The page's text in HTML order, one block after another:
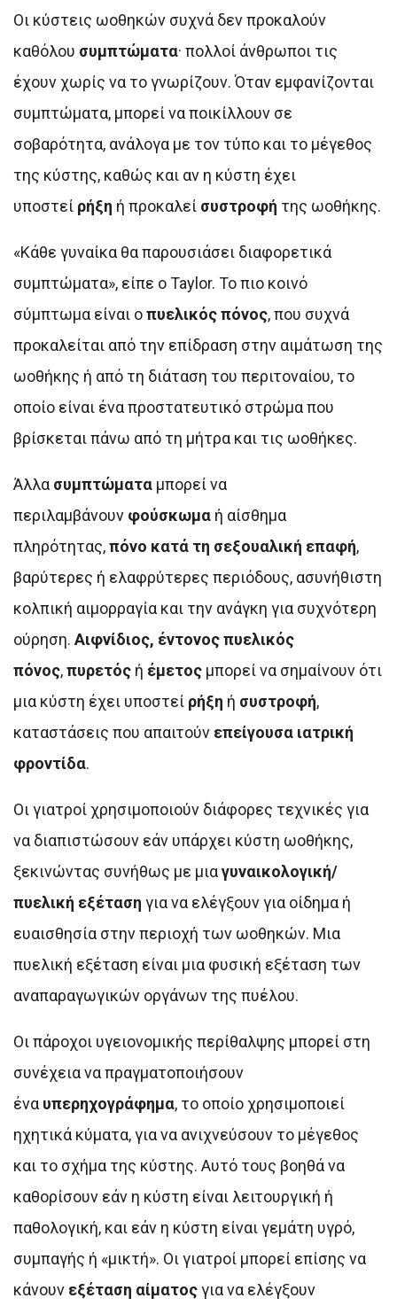
Οι κύστεις ωοθηκών συχνά δεν προκαλούν
καθόλου συμπτώματα· πολλοί άνθρωποι τις
έχουν χωρίς να το γνωρίζουν. Όταν εμφανίζονται
συμπτώματα, μπορεί να ποικίλλουν σε
σοβαρότητα, ανάλογα με τον τύπο και το μέγεθος
της κύστης, καθώς και αν η κύστη έχει
υποστεί ρήξη ή προκαλεί συστροφή της ωοθήκης.
«Κάθε γυναίκα θα παρουσιάσει διαφορετικά
συμπτώματα», είπε ο Taylor. Το πιο κοινό
σύμπτωμα είναι οπυελικός πόνος, που συχνά
προκαλείται από την επίδραση στην αιμάτωση της
ωοθήκης ή από τη διάταση του περιτοναίου, το
οποίο είναι ένα προστατευτικό στρώμα που
βρίσκεται πάνω από τη μήτρα και τις ωοθήκες.
Άλλα συμπτώματα μπορεί να
περιλαμβάνουν φούσκωμα ή αίσθημα
πληρότητας,πόνο κατά τη σεξουαλική επαφή,
βαρύτερες ή ελαφρύτερες περιόδους, ασυνήθιστη
κολπική αιμορραγία και την ανάγκη για συχνότερη
ούρηση. Αιφνίδιος, έντονος πυελικός
πόνος,πυρετός ή έμετος μπορεί να σημαίνουν ότι
μια κύστη έχει υποστεί ρήξη ή συστροφή,
καταστάσεις που απαιτούν επείγουσα ιατρική
φροντίδα.
Οι γιατροί χρησιμοποιούν διάφορες τεχνικές για
να διαπιστώσουν εάν υπάρχει κύστη ωοθήκης,
ξεκινώντας συνήθως με μιαγυναικολογική/
πυελική εξέταση για να ελέγξουν για οίδημα ή
ευαισθησία στην περιοχή των ωοθηκών. Μια
πυελική εξέταση είναι μια φυσική εξέταση των
αναπαραγωγικών οργάνων της πυέλου.
Οι πάροχοι υγειονομικής περίθαλψης μπορεί στη
συνέχεια να πραγματοποιήσουν
ένα υπερηχογράφημα, το οποίο χρησιμοποιεί
ηχητικά κύματα, για να ανιχνεύσουν το μέγεθος
και το σχήμα της κύστης. Αυτό τους βοηθά να
καθορίσουν εάν η κύστη είναι λειτουργική ή
παθολογική, και εάν η κύστη είναι γεμάτη υγρό,
συμπαγής ή «μικτή». Οι γιατροί μπορεί επίσης να
κάνουν εξέταση αίματοςγια να ελέγξουν